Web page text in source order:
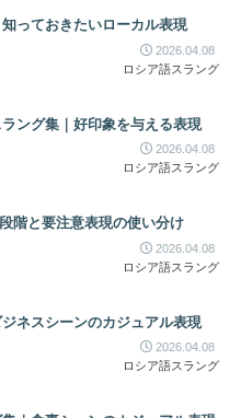
っておきたいローカル表現
2026.04.08
ロシア語スラング
ング集｜好印象を与える表現
2026.04.08
ロシア語スラング
階と要注意表現の使い分け
2026.04.08
ロシア語スラング
ネスシーンのカジュアル表現
2026.04.08
ロシア語スラング